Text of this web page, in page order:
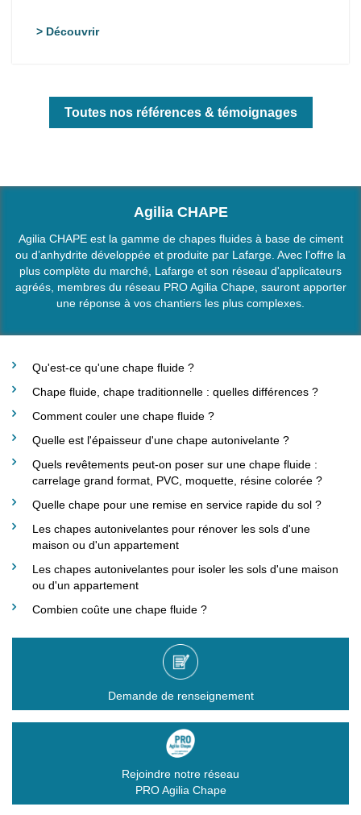
> Découvrir
Toutes nos références & témoignages
Agilia CHAPE
Agilia CHAPE est la gamme de chapes fluides à base de ciment
ou d’anhydrite développée et produite par Lafarge. Avec l’offre la
plus complète du marché, Lafarge et son réseau d'applicateurs
agréés, membres du réseau PRO Agilia Chape, sauront apporter
une réponse à vos chantiers les plus complexes.
Qu'est-ce qu'une chape fluide ?
Chape fluide, chape traditionnelle : quelles différences ?
Comment couler une chape fluide ?
Quelle est l'épaisseur d'une chape autonivelante ?
Quels revêtements peut-on poser sur une chape fluide :
carrelage grand format, PVC, moquette, résine colorée ?
Quelle chape pour une remise en service rapide du sol ?
Les chapes autonivelantes pour rénover les sols d'une
maison ou d'un appartement
Les chapes autonivelantes pour isoler les sols d'une maison
ou d'un appartement
Combien coûte une chape fluide ?
Demande de renseignement
Rejoindre notre réseau
PRO Agilia Chape